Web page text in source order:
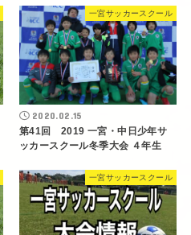
一宮サッカースクール
2020.02.15
第41回 2019 一宮・中日少年サ
ッカースクール冬季大会 ４年生
一宮サッカースクール